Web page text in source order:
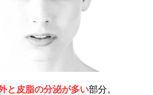
と皮脂の分泌が多い部分。